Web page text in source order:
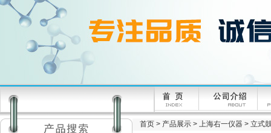
首页 > 产品展示 > 上海右一仪器 > 立式